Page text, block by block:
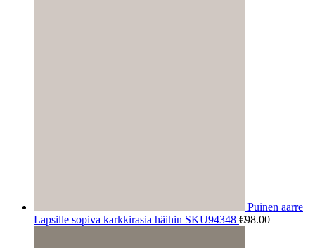
Puinen aarre
Lapsille sopiva karkkirasia häihin SKU94348 €98.00